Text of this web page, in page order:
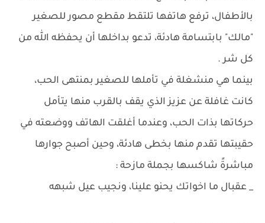
بالأطفال، ترفع هاتفها تلتقط مقطع مصور للصغير
"مالك" بابتسامة هادئة، تدعو بداخلها أن يحفظه الله من
كل شر .
بينما هي منشغلة في تأملها للصغير بمنتهى الحب،
كانت غافلة عن عزيز الذي يقف بالقرب منها يتأمل
حركاتها بذات الحب، وعندما أغلقت الهاتف ووضعته في
حقيبتها تقدم منها بخطى هادئة، وحين أصبح جوارها
مباشرةً شاكسها بجملة مازحة :
_ عقبال ما اخواتك يحنو علينا، ونجيب عيل شبهه